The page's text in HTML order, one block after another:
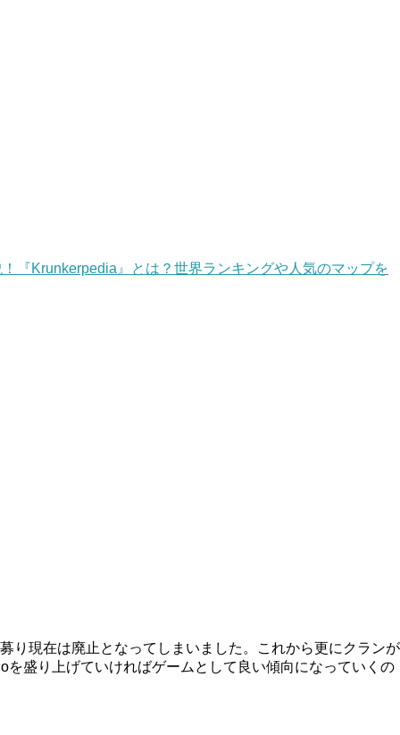
『Krunkerpedia』とは？世界ランキングや人気のマップを
現在は廃止となってしまいました。これから更にクランが
盛り上げていければゲームとして良い傾向になっていくの